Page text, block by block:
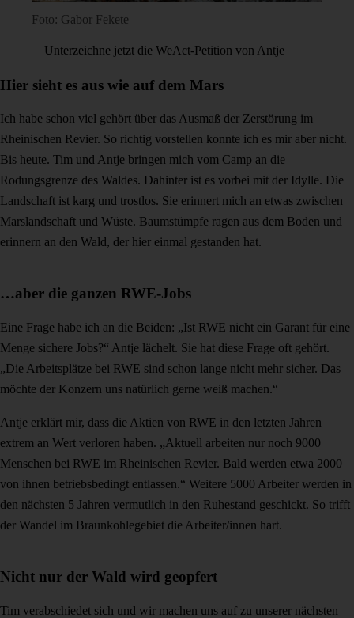
Foto: Gabor Fekete
Unterzeichne jetzt die WeAct-Petition von Antje
Hier sieht es aus wie auf dem Mars
Ich habe schon viel gehört über das Ausmaß der Zerstörung im
Rheinischen Revier. So richtig vorstellen konnte ich es mir aber nicht.
Bis heute. Tim und Antje bringen mich vom Camp an die
Rodungsgrenze des Waldes. Dahinter ist es vorbei mit der Idylle. Die
Landschaft ist karg und trostlos. Sie erinnert mich an etwas zwischen
Marslandschaft und Wüste. Baumstümpfe ragen aus dem Boden und
erinnern an den Wald, der hier einmal gestanden hat.
…aber die ganzen RWE-Jobs
Eine Frage habe ich an die Beiden: „Ist RWE nicht ein Garant für eine
Menge sichere Jobs?“ Antje lächelt. Sie hat diese Frage oft gehört.
„Die Arbeitsplätze bei RWE sind schon lange nicht mehr sicher. Das
möchte der Konzern uns natürlich gerne weiß machen.“
Antje erklärt mir, dass die Aktien von RWE in den letzten Jahren
extrem an Wert verloren haben. „Aktuell arbeiten nur noch 9000
Menschen bei RWE im Rheinischen Revier. Bald werden etwa 2000
von ihnen betriebsbedingt entlassen.“ Weitere 5000 Arbeiter werden in
den nächsten 5 Jahren vermutlich in den Ruhestand geschickt. So trifft
der Wandel im Braunkohlegebiet die Arbeiter/innen hart.
Nicht nur der Wald wird geopfert
Tim verabschiedet sich und wir machen uns auf zu unserer nächsten